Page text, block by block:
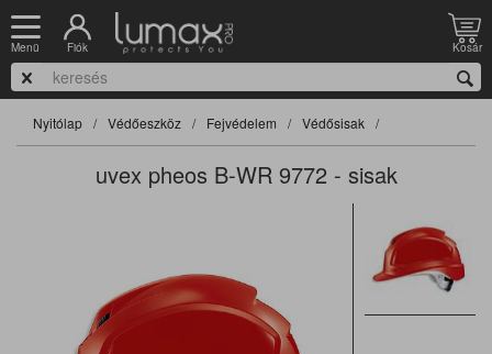
Menü Fiók Kosár
Nyitólap Védőeszköz Fejvédelem Védősisak
uvex pheos B-WR 9772 - sisak